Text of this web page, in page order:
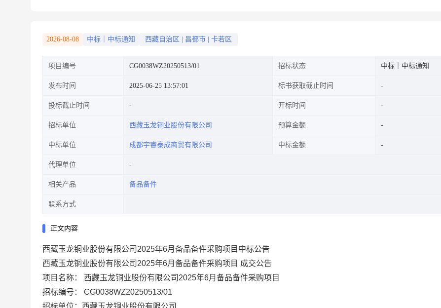
2026-08-08 中标｜中标通知 西藏自治区 昌都市 卡若区
项目编号 CG0038WZ20250513/01 招标状态 中标｜中标通知
发布时间 2025-06-25 13:57:01 标书获取截止时间
投标截止时间 开标时间
招标单位 西藏玉龙铜业股份有限公司 预算金额
中标单位 成都宇睿泰成商贸有限公司 中标金额
代理单位
相关产品 备品备件
联系方式
正文内容
西藏玉龙铜业股份有限公司2025年6月备品备件采购项目中标公告
西藏玉龙铜业股份有限公司2025年6月备品备件采购项目 成交公告
项目名称： 西藏玉龙铜业股份有限公司2025年6月备品备件采购项目
招标编号： CG0038WZ20250513/01
招标单位：西藏玉龙铜业股份有限公司